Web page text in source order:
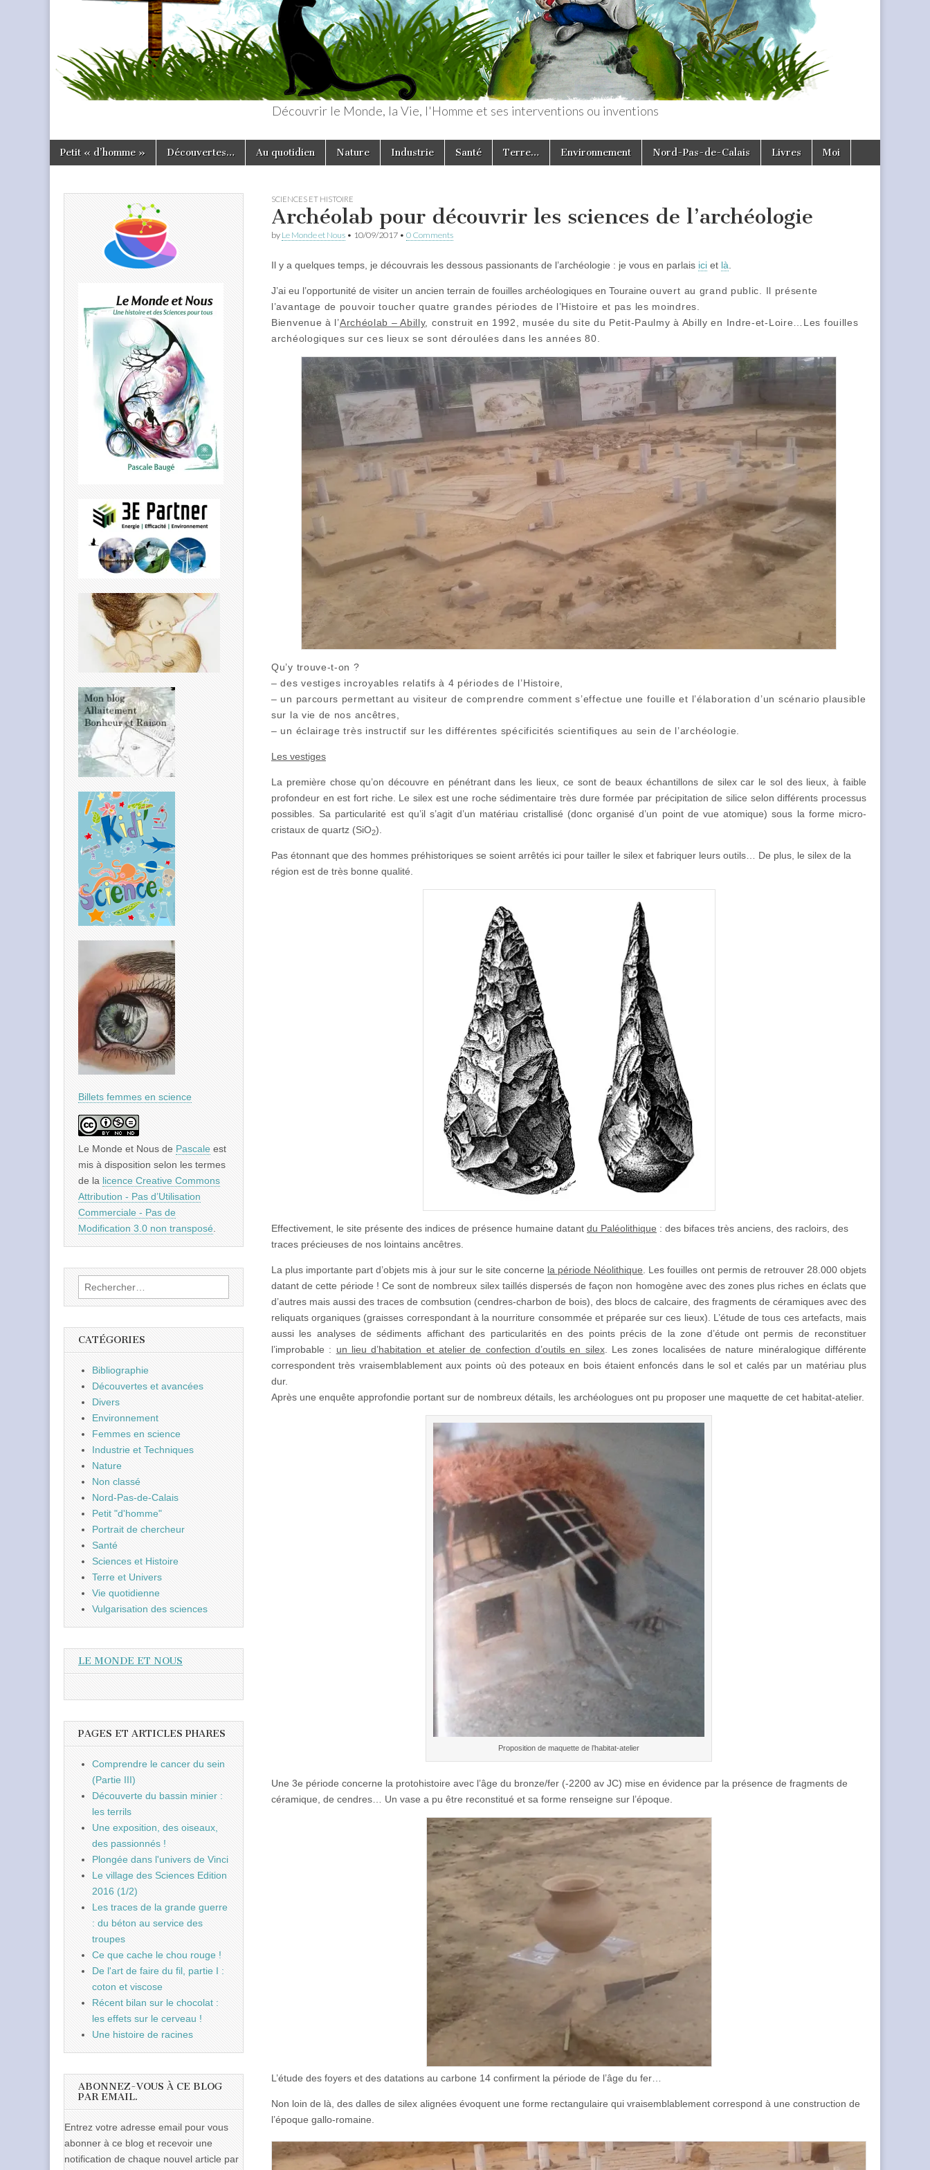
Découvrir le Monde, la Vie, l'Homme et ses interventions ou inventions
Main
menu
Skip
Petit « d’homme » Découvertes… Au quotidien Nature Industrie Santé Terre… Environnement Nord-Pas-de-Calais Livres Moi
SCIENCES ET HISTOIRE
Archéolab pour découvrir les sciences de l’archéologie
by Le Monde et Nous • 10/09/2017 • 0 Comments
Il y a quelques temps, je découvrais les dessous passionants de l’archéologie : je vous en parlais ici et là.
J’ai eu l’opportunité de visiter un ancien terrain de fouilles archéologiques en Touraine ouvert au grand public. Il présente
l’avantage de pouvoir toucher quatre grandes périodes de l’Histoire et pas les moindres.
Bienvenue à l’Archéolab – Abilly, construit en 1992, musée du site du Petit-Paulmy à Abilly en Indre-et-Loire…Les fouilles
archéologiques sur ces lieux se sont déroulées dans les années 80.
Qu’y trouve-t-on ?
– des vestiges incroyables relatifs à 4 périodes de l’Histoire,
– un parcours permettant au visiteur de comprendre comment s’effectue une fouille et l’élaboration d’un scénario plausible
sur la vie de nos ancêtres,
– un éclairage très instructif sur les différentes spécificités scientifiques au sein de l’archéologie.
Les vestiges
La première chose qu’on découvre en pénétrant dans les lieux, ce sont de beaux échantillons de silex car le sol des lieux, à faible
profondeur en est fort riche. Le silex est une roche sédimentaire très dure formée par précipitation de silice selon différents processus
possibles. Sa particularité est qu’il s’agit d’un matériau cristallisé (donc organisé d’un point de vue atomique) sous la forme micro-
cristaux de quartz (SiO2).
Pas étonnant que des hommes préhistoriques se soient arrêtés ici pour tailler le silex et fabriquer leurs outils… De plus, le silex de la
région est de très bonne qualité.
Effectivement, le site présente des indices de présence humaine datant du Paléolithique : des bifaces très anciens, des racloirs, des
traces précieuses de nos lointains ancêtres.
La plus importante part d’objets mis à jour sur le site concerne la période Néolithique . Les fouilles ont permis de retrouver 28.000 objets
datant de cette période ! Ce sont de nombreux silex taillés dispersés de façon non homogène avec des zones plus riches en éclats que
d’autres mais aussi des traces de combsution (cendres-charbon de bois), des blocs de calcaire, des fragments de céramiques avec des
reliquats organiques (graisses correspondant à la nourriture consommée et préparée sur ces lieux). L’étude de tous ces artefacts, mais
aussi les analyses de sédiments affichant des particularités en des points précis de la zone d’étude ont permis de reconstituer
l’improbable : un lieu d’habitation et atelier de confection d’outils en silex. Les zones localisées de nature minéralogique différente
correspondent très vraisemblablement aux points où des poteaux en bois étaient enfoncés dans le sol et calés par un matériau plus
dur.
Après une enquête approfondie portant sur de nombreux détails, les archéologues ont pu proposer une maquette de cet habitat-atelier.
Proposition de maquette de l’habitat-atelier
Une 3e période concerne la protohistoire avec l’âge du bronze/fer (-2200 av JC) mise en évidence par la présence de fragments de
céramique, de cendres… Un vase a pu être reconstitué et sa forme renseigne sur l’époque.
L’étude des foyers et des datations au carbone 14 confirment la période de l’âge du fer…
Non loin de là, des dalles de silex alignées évoquent une forme rectangulaire qui vraisemblablement correspond à une construction de
l’époque gallo-romaine.
Billets femmes en science
Le Monde et Nous de Pascale est
mis à disposition selon les termes
de la licence Creative Commons
Attribution - Pas d’Utilisation
Commerciale - Pas de
Modification 3.0 non transposé.
Rechercher :
CATÉGORIES
Bibliographie
Découvertes et avancées
Divers
Environnement
Femmes en science
Industrie et Techniques
Nature
Non classé
Nord-Pas-de-Calais
Petit "d'homme"
Portrait de chercheur
Santé
Sciences et Histoire
Terre et Univers
Vie quotidienne
Vulgarisation des sciences
LE MONDE ET NOUS
PAGES ET ARTICLES PHARES
Comprendre le cancer du sein
(Partie III)
Découverte du bassin minier :
les terrils
Une exposition, des oiseaux,
des passionnés !
Plongée dans l'univers de Vinci
Le village des Sciences Edition
2016 (1/2)
Les traces de la grande guerre
: du béton au service des
troupes
Ce que cache le chou rouge !
De l'art de faire du fil, partie I :
coton et viscose
Récent bilan sur le chocolat :
les effets sur le cerveau !
Une histoire de racines
ABONNEZ-VOUS À CE BLOG
PAR EMAIL.
Entrez votre adresse email pour vous
abonner à ce blog et recevoir une
notification de chaque nouvel article par